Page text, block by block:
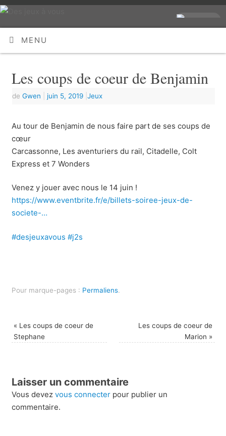
MENU
Les coups de coeur de Benjamin
de Gwen juin 5, 2019 Jeux
Au tour de Benjamin de nous faire part de ses coups de
cœur
Carcassonne, Les aventuriers du rail, Citadelle, Colt
Express et 7 Wonders
Venez y jouer avec nous le 14 juin !
https://www.eventbrite.fr/e/billets-soiree-jeux-de-
societe-…
#desjeuxavous #j2s
Pour marque-pages : Permaliens.
« Les coups de coeur de
Stephane
Les coups de coeur de
Marion »
Laisser un commentaire
Vous devez vous connecterpour publier un
commentaire.